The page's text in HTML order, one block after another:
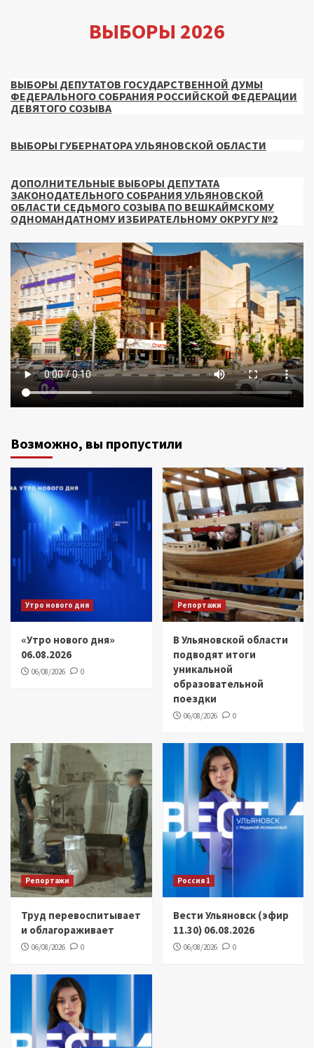
ВЫБОРЫ 2026
ВЫБОРЫ ДЕПУТАТОВ ГОСУДАРСТВЕННОЙ ДУМЫ
ФЕДЕРАЛЬНОГО СОБРАНИЯ РОССИЙСКОЙ ФЕДЕРАЦИИ
ДЕВЯТОГО СОЗЫВА
ВЫБОРЫ ГУБЕРНАТОРА УЛЬЯНОВСКОЙ ОБЛАСТИ
ДОПОЛНИТЕЛЬНЫЕ ВЫБОРЫ ДЕПУТАТА
ЗАКОНОДАТЕЛЬНОГО СОБРАНИЯ УЛЬЯНОВСКОЙ
ОБЛАСТИ СЕДЬМОГО СОЗЫВА ПО ВЕШКАЙМСКОМУ
ОДНОМАНДАТНОМУ ИЗБИРАТЕЛЬНОМУ ОКРУГУ №2
Возможно, вы пропустили
Утро нового дня
«Утро нового дня»
06.08.2026
06/08/2026 0
Репортажи
В Ульяновской области
подводят итоги
уникальной
образовательной
поездки
06/08/2026 0
Репортажи
Труд перевоспитывает
и облагораживает
06/08/2026 0
Россия 1
Вести Ульяновск (эфир
11.30) 06.08.2026
06/08/2026 0